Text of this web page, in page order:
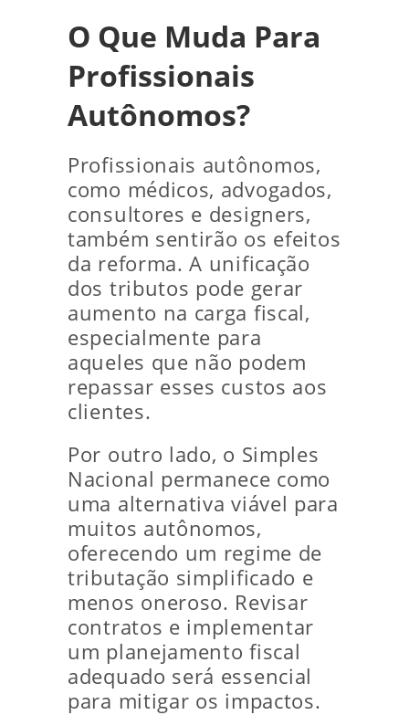
O Que Muda Para
Profissionais
Autônomos?
Profissionais autônomos,
como médicos, advogados,
consultores e designers,
também sentirão os efeitos
da reforma. A unificação
dos tributos pode gerar
aumento na carga fiscal,
especialmente para
aqueles que não podem
repassar esses custos aos
clientes.
Por outro lado, o Simples
Nacional permanece como
uma alternativa viável para
muitos autônomos,
oferecendo um regime de
tributação simplificado e
menos oneroso. Revisar
contratos e implementar
um planejamento fiscal
adequado será essencial
para mitigar os impactos.